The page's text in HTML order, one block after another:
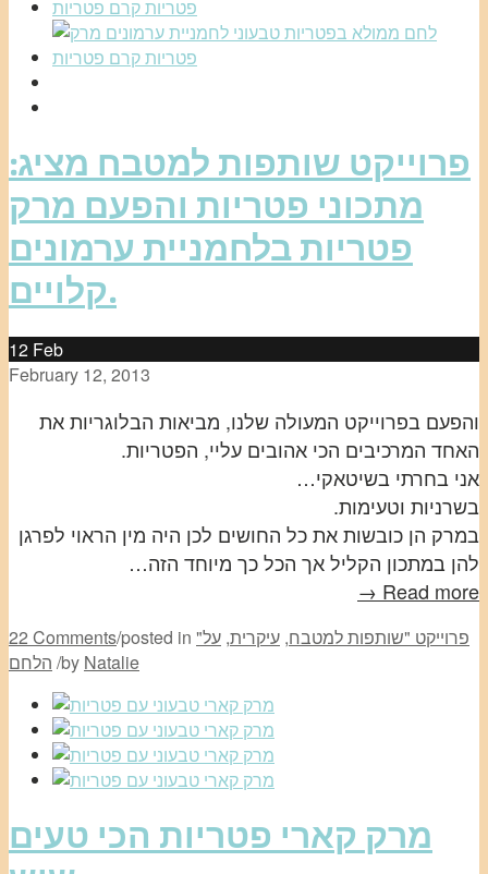
פרוייקט שותפות למטבח מציג:
מתכוני פטריות והפעם מרק
פטריות בלחמניית ערמונים
קלויים.
12 Feb
February 12, 2013
והפעם בפרוייקט המעולה שלנו, מביאות הבלוגריות את
האחד המרכיבים הכי אהובים עליי, הפטריות.
אני בחרתי בשיטאקי…
בשרניות וטעימות.
במרק הן כובשות את כל החושים לכן היה מין הראוי לפרגן
להן במתכון הקליל אך הכל כך מיוחד הזה…
Read more →
22 Comments/posted in "פרוייקט "שותפות למטבח, עיקרית, על
הלחם /by Natalie
מרק קארי פטריות הכי טעים